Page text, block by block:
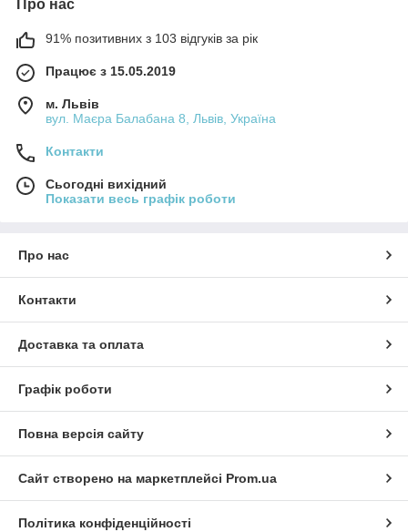
Про нас
91% позитивних з 103 відгуків за рік
Працює з 15.05.2019
м. Львів
вул. Маєра Балабана 8, Львів, Україна
Контакти
Сьогодні вихідний
Показати весь графік роботи
Про нас
Контакти
Доставка та оплата
Графік роботи
Повна версія сайту
Сайт створено на маркетплейсі Prom.ua
Політика конфіденційності